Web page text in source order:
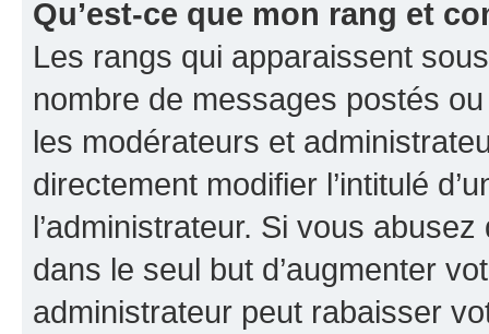
Qu’est-ce que mon rang et
Les rangs qui apparaissent
nombre de messages postés
les modérateurs et
directement modifier l’intitulé
l’administrateur. Si vous
dans le seul but d’augmenter
administrateur peut rabaisser